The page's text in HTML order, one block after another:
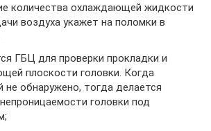
количества охлаждающей жидкости
воздуха укажет на поломки в
ГБЦ для проверки прокладки и
плоскости головки. Когда
не обнаружено, тогда делается
головки под